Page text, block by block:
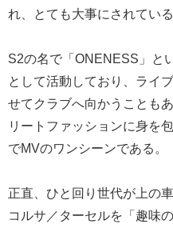
れ、とても大事にされてい
S2の名で「ONENESS」と
として活動しており、ライ
せてクラブへ向かうことも
リートファッションに身を
でMVのワンシーンである。
正直、ひと回り世代が上の
コルサ／ターセルを「趣味